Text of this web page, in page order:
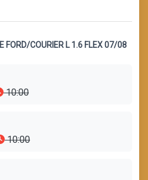
FORD/COURIER L 1.6 FLEX 07/08
10:00
10:00